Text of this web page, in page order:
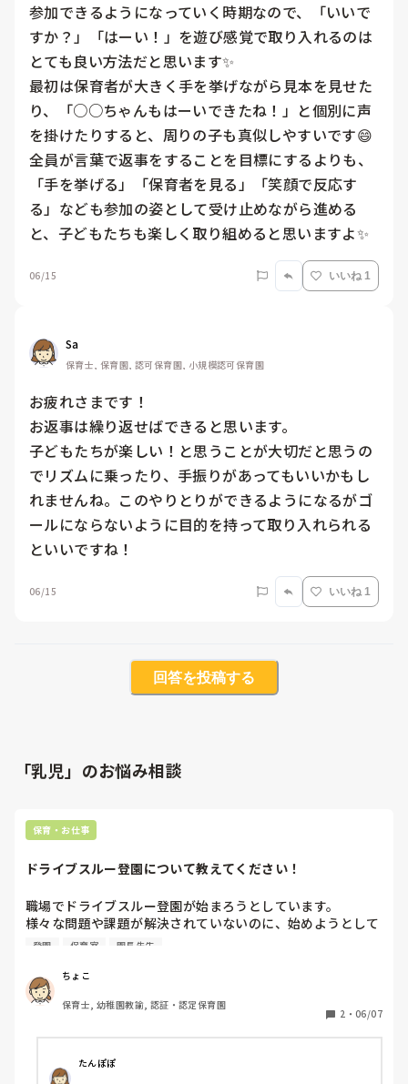
参加できるようになっていく時期なので、「いいで
すか？」「はーい！」を遊び感覚で取り入れるのは
とても良い方法だと思います✨
最初は保育者が大きく手を挙げながら見本を見せた
り、「○○ちゃんもはーいできたね！」と個別に声
を掛けたりすると、周りの子も真似しやすいです😄
全員が言葉で返事をすることを目標にするよりも、
「手を挙げる」「保育者を見る」「笑顔で反応す
る」なども参加の姿として受け止めながら進める
と、子どもたちも楽しく取り組めると思いますよ✨
06/15 いいね 1
Sa
保育士, 保育園, 認可保育園, 小規模認可保育園
お疲れさまです！
お返事は繰り返せばできると思います。
子どもたちが楽しい！と思うことが大切だと思うの
でリズムに乗ったり、手振りがあってもいいかもし
れませんね。このやりとりができるようになるがゴ
ールにならないように目的を持って取り入れられる
といいですね！
06/15 いいね 1
回答を投稿する
「乳児」のお悩み相談
保育・お仕事
ドライブスルー登園について教えてください！
職場でドライブスルー登園が始まろうとしています。
様々な問題や課題が解決されていないのに、始めようとして
いる園長に腹を立てています。(愚痴ですみません。)
皆さんの職場では、
・車から降りる時は保護者が降ろす？保育士が降ろす？
・玄関から保育室までは見守る保育士はいる？
朝する？帰りに次の日の支度をしていってもらう？
登園 保育室 園長先生
ちょこ
保育士, 幼稚園教諭, 認証・認定保育園
2 ・ 06/07
たんぽぽ